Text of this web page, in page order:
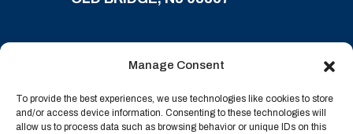
Manage Consent
To provide the best experiences, we use technologies like cookies to store
and/or access device information. Consenting to these technologies will
allow us to process data such as browsing behavior or unique IDs on this